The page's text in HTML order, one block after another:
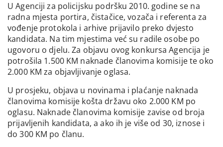
U Agenciji za policijsku podršku 2010. godine se na
radna mjesta portira, čistačice, vozača i referenta za
vođenje protokola i arhive prijavilo preko dvjesto
kandidata. Na tim mjestima već su radile osobe po
ugovoru o djelu. Za objavu ovog konkursa Agencija je
potrošila 1.500 KM naknade članovima komisije te oko
2.000 KM za objavljivanje oglasa.
U prosjeku, objava u novinama i plaćanje naknada
članovima komisije košta državu oko 2.000 KM po
oglasu. Naknade članovima komisije zavise od broja
prijavljenih kandidata, a ako ih je više od 30, iznose i
do 300 KM po članu.